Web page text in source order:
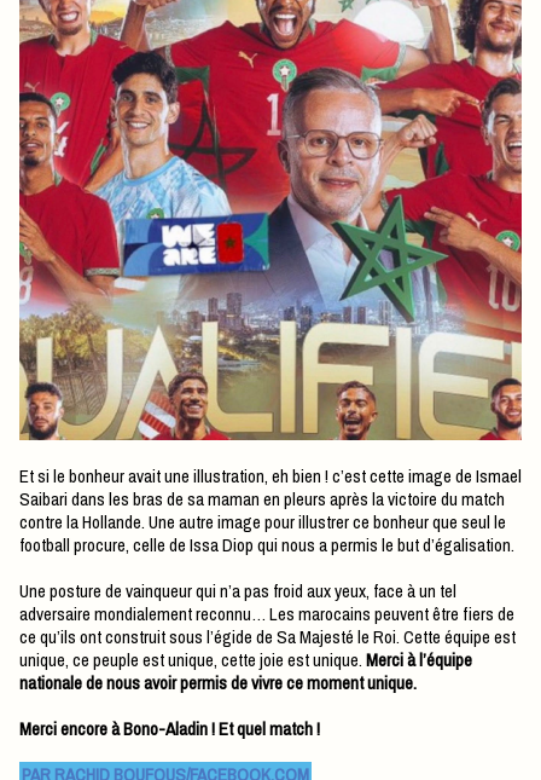
Et si le bonheur avait une illustration, eh bien ! c’est cette image de Ismael
Saibari dans les bras de sa maman en pleurs après la victoire du match
contre la Hollande. Une autre image pour illustrer ce bonheur que seul le
football procure, celle de Issa Diop qui nous a permis le but d’égalisation.
Une posture de vainqueur qui n’a pas froid aux yeux, face à un tel
adversaire mondialement reconnu… Les marocains peuvent être fiers de
ce qu’ils ont construit sous l’égide de Sa Majesté le Roi. Cette équipe est
unique, ce peuple est unique, cette joie est unique.Merci à l’équipe
nationale de nous avoir permis de vivre ce moment unique.
Merci encore à Bono-Aladin ! Et quel match !
PAR RACHID BOUFOUS/FACEBOOK.COM